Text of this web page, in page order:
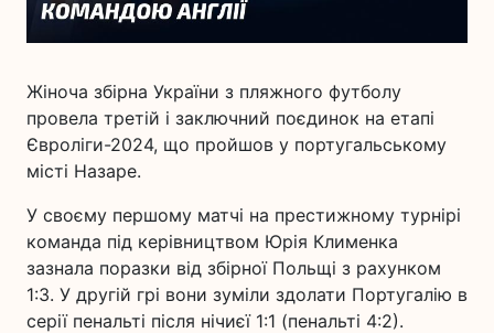
Жіноча збірна України з пляжного футболу
провела третій і заключний поєдинок на етапі
Євроліги-2024, що пройшов у португальському
місті Назаре.
У своєму першому матчі на престижному турнірі
команда під керівництвом Юрія Клименка
зазнала поразки від збірної Польщі з рахунком
1:3. У другій грі вони зуміли здолати Португалію в
серії пенальті після нічиєї 1:1 (пенальті 4:2).